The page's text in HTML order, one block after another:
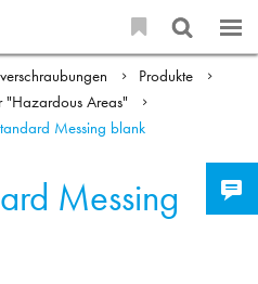
Produkte
"Hazardous Areas"
Messing blank
Messing